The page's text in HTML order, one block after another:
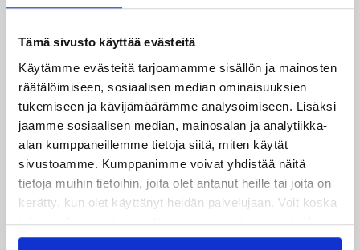
Tämä sivusto käyttää evästeitä
Käytämme evästeitä tarjoamamme sisällön ja mainosten
räätälöimiseen, sosiaalisen median ominaisuuksien
tukemiseen ja kävijämäärämme analysoimiseen. Lisäksi
jaamme sosiaalisen median, mainosalan ja analytiikka-
alan kumppaneillemme tietoja siitä, miten käytät
sivustoamme. Kumppanimme voivat yhdistää näitä
tietoja muihin tietoihin, joita olet antanut heille tai joita on
kerätty, kun olet käyttänyt heidän palvelujaan. Voit koska
tahansa kumota tai muuttaa suostumustasi evästeiden
käytöstäEvästeet-sivultamme.
27.07.2026
Ruotsalaishyökkääjä Arvid Costmar JYPiin
25.06.2026
JYP ja Secto Rally Finland yhteistyöhön
02.06.2026
Liiga-kauden 2026-2027 otteluohjelma on julkaistu!
27.05.2026
Reece Newkirk vahvistamaan JYP-hyökkäystä!